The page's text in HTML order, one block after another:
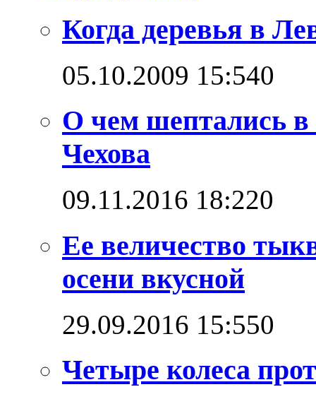
Когда деревья в
05.10.2009 15:540
О чем шептались
Чехова
09.11.2016 18:220
Ее величество
осени вкусной
29.09.2016 15:550
Четыре колеса